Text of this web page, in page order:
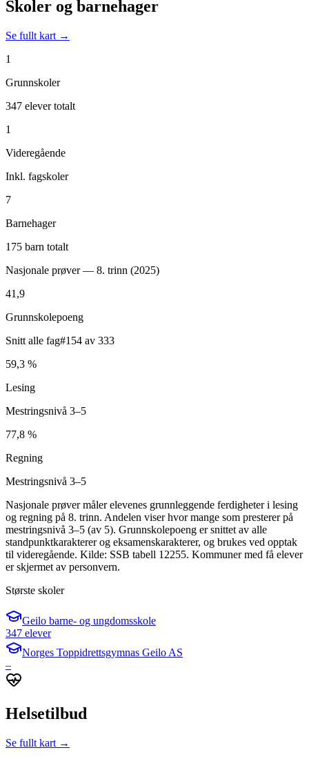
Skoler og barnehager
Se fullt kart →
1
Grunnskoler
347 elever totalt
1
Videregående
Inkl. fagskoler
7
Barnehager
175 barn totalt
Nasjonale prøver — 8. trinn (2025)
41,9
Grunnskolepoeng
Snitt alle fag#154 av 333
59,3 %
Lesing
Mestringsnivå 3–5
77,8 %
Regning
Mestringsnivå 3–5
Nasjonale prøver måler elevenes grunnleggende ferdigheter i lesing
og regning på 8. trinn. Andelen viser hvor mange som presterer på
mestringsnivå 3–5 (av 5). Grunnskolepoeng er snittet av alle
standpunktkarakterer og eksamenskarakterer, og brukes ved opptak
til videregående. Kilde: SSB tabell 12255. Kommuner med få elever
er skjermet av personvern.
Største skoler
Geilo barne- og ungdomsskole
347 elever
Norges Toppidrettsgymnas Geilo AS
–
Helsetilbud
Se fullt kart →